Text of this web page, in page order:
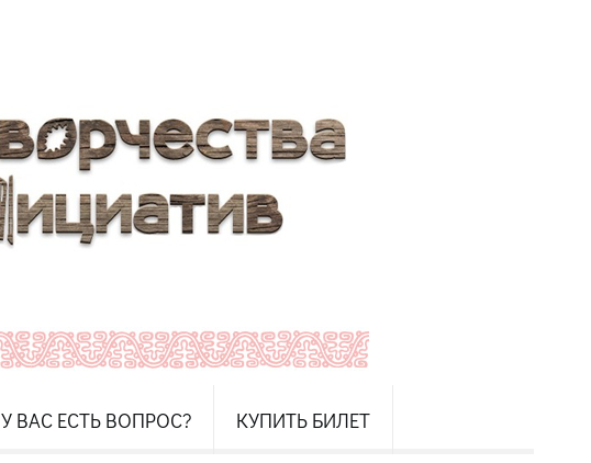
У ВАС ЕСТЬ ВОПРОС? КУПИТЬ БИЛЕТ